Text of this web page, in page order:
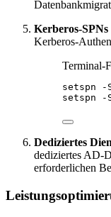
Kerberos-
Kerberos-
Terminal-
setspn -
setspn
-
Dediziertes
dediziertes AD-
erforderlichen